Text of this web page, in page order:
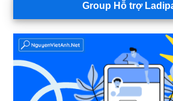
Group Hỗ trợ